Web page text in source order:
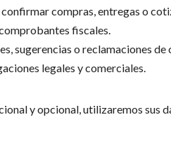
compras, entregas o
fiscales.
sugerencias o reclamaciones de
legales y comerciales.
y opcional, utilizaremos sus